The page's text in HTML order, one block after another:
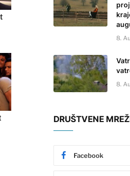
8.
8.
DRUŠTVENE
Facebook